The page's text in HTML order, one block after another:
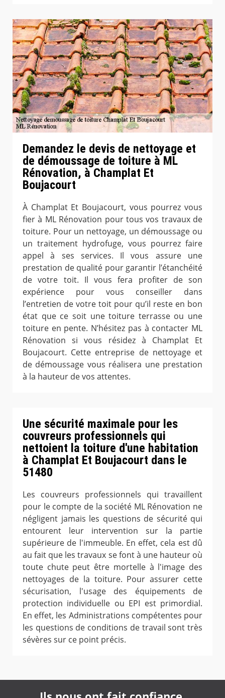
Demandez le devis de nettoyage et
de démoussage de toiture à ML
Rénovation, à Champlat Et
Boujacourt
À Champlat Et Boujacourt, vous pourrez vous
fier à ML Rénovation pour tous vos travaux de
toiture. Pour un nettoyage, un démoussage ou
un traitement hydrofuge, vous pourrez faire
appel à ses services. Il vous assure une
prestation de qualité pour garantir l’étanchéité
de votre toit. Il vous fera profiter de son
expérience pour vous conseiller dans
l’entretien de votre toit pour qu’il reste en bon
état que ce soit une toiture terrasse ou une
toiture en pente. N’hésitez pas à contacter ML
Rénovation si vous résidez à Champlat Et
Boujacourt. Cette entreprise de nettoyage et
de démoussage vous réalisera une prestation
à la hauteur de vos attentes.
Une sécurité maximale pour les
couvreurs professionnels qui
nettoient la toiture d'une habitation
à Champlat Et Boujacourt dans le
51480
Les couvreurs professionnels qui travaillent
pour le compte de la société ML Rénovation ne
négligent jamais les questions de sécurité qui
entourent leur intervention sur la partie
supérieure de l'immeuble. En effet, cela est dû
au fait que les travaux se font à une hauteur où
toute chute peut être mortelle à l'image des
nettoyages de la toiture. Pour assurer cette
sécurisation, l'usage des équipements de
protection individuelle ou EPI est primordial.
En effet, les Administrations compétentes pour
les questions de conditions de travail sont très
sévères sur ce point précis.